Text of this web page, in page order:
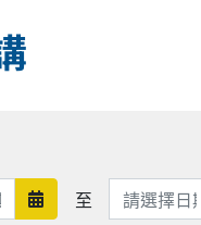
日期範圍開始
至 日期範圍結束